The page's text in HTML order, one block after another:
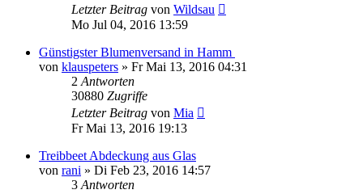
Letzter Beitrag von Wildsau
Mo Jul 04, 2016 13:59
Günstigster Blumenversand in Hamm
von klauspeters » Fr Mai 13, 2016 04:31
2 Antworten
30880 Zugriffe
Letzter Beitrag von Mia
Fr Mai 13, 2016 19:13
Treibbeet Abdeckung aus Glas
von rani » Di Feb 23, 2016 14:57
3 Antworten